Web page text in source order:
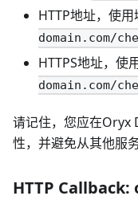
HTTP地址，使用
domain.com/
HTTPS地址，使
domain.com/
请记住，您应在Oryx
性，并避免从其他服
HTTP Callback: